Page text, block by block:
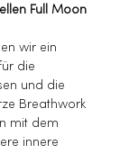
Full Moon
wir ein
die
und die
Breathwork
mit dem
innere